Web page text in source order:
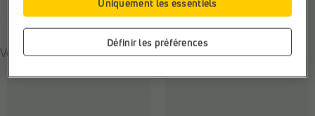
€ 130,00 € 110,00
Vous pourriez également être intéressé par
Définir les préférences